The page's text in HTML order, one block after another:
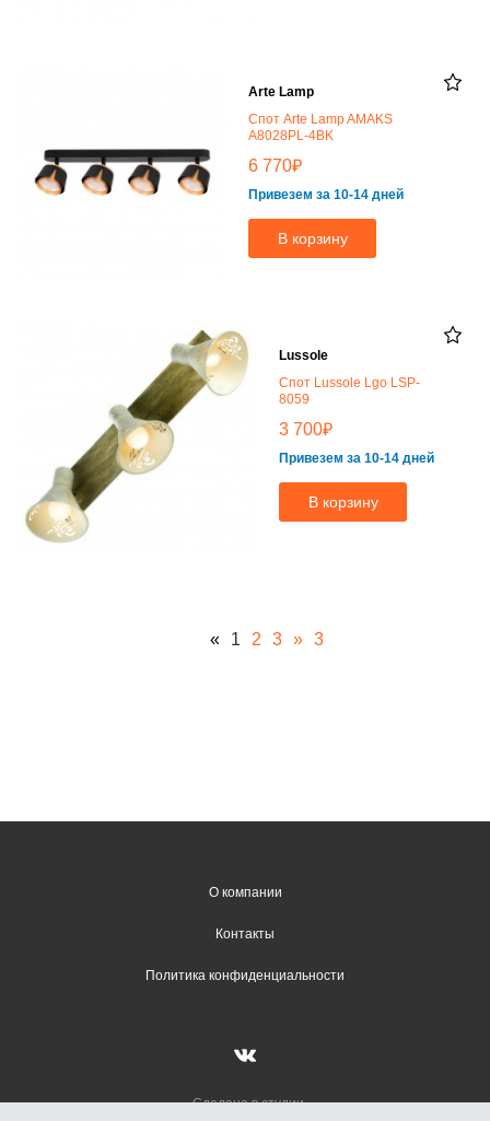
Arte Lamp
Спот Arte Lamp AMAKS
A8028PL-4BK
6 770₽
Привезем за 10-14 дней
В корзину
Lussole
Спот Lussole Lgo LSP-
8059
3 700₽
Привезем за 10-14 дней
В корзину
« 1 2 3 » 3
О компании
Контакты
Политика конфиденциальности
Сделано в студии